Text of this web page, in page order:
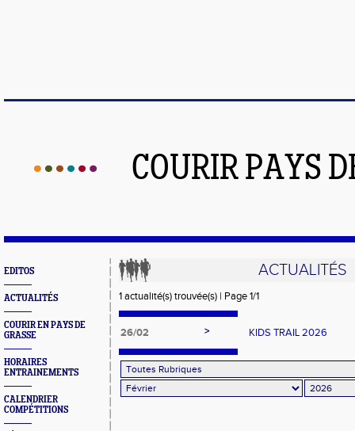
COURIR PAYS
EDITOS
ACTUALITÉS
COURIR EN PAYS DE
GRASSE
HORAIRES
ENTRAINEMENTS
CALENDRIER
COMPÉTITIONS
ACTUALITÉS
1 actualité(s) trouvée(s) | Page 1/1
26/02 > KIDS TRAIL 2026